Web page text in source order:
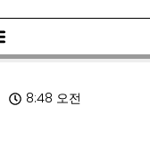
8:48 오전